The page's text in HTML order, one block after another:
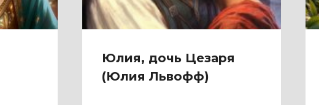
Юлия, дочь Цезаря
(Юлия Львофф)